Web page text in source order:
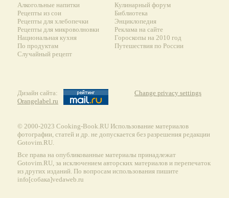
Алкогольные напитки
Рецепты из сои
Рецепты для хлебопечки
Рецепты для микроволновки
Национальная кухня
По продуктам
Случайный рецепт
Кулинарный форум
Библиотека
Энциклопедия
Реклама на сайте
Гороскопы на 2010 год
Путешествия по России
Дизайн сайта:
Orangelabel.ru
Change privacy settings
© 2000-2023 Сooking-Book.RU Использование материалов
фотографии, статей и др. не допускается без разрешения редакции
Gotovim.RU.
Все права на опубликованные материалы принадлежат
Gotovim.RU, за исключением авторских материалов и перепечаток
из других изданий. По вопросам использования пишите
info[собака]vedaweb.ru